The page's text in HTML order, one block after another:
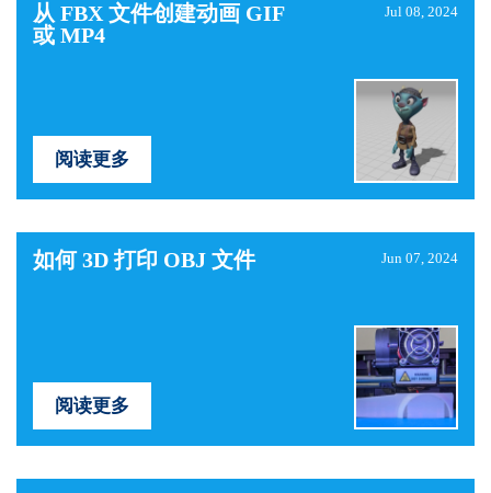
从 FBX 文件创建动画 GIF
或 MP4
Jul 08, 2024
阅读更多
如何 3D 打印 OBJ 文件 Jun 07, 2024
阅读更多